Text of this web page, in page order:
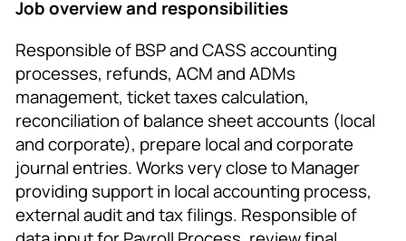
Job overview and responsibilities
Responsible of BSP and CASS accounting
processes, refunds, ACM and ADMs
management, ticket taxes calculation,
reconciliation of balance sheet accounts (local
and corporate), prepare local and corporate
journal entries. Works very close to Manager
providing support in local accounting process,
external audit and tax filings. Responsible of